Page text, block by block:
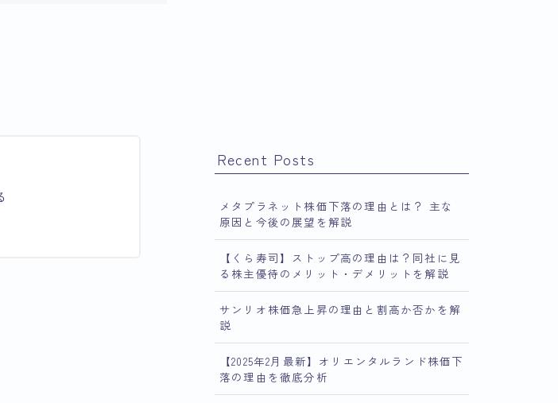
Recent Posts
メタプラネット株価下落の理由とは？ 主な
原因と今後の展望を解説
【くら寿司】ストップ高の理由は？同社に見
る株主優待のメリット・デメリットを解説
サンリオ株価急上昇の理由と割高か否かを解
説
【2025年2月最新】オリエンタルランド株価下
落の理由を徹底分析